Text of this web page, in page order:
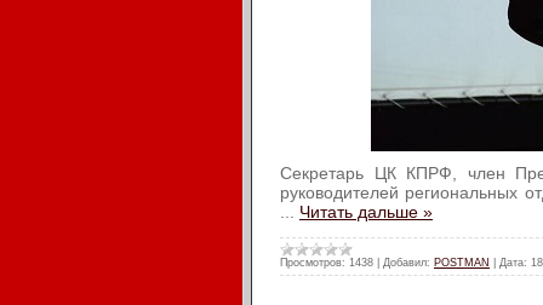
Секретарь ЦК КПРФ, член
руководителей региональных
... Читать дальше »
Просмотров: 1438 Добавил: POSTMAN Дата: